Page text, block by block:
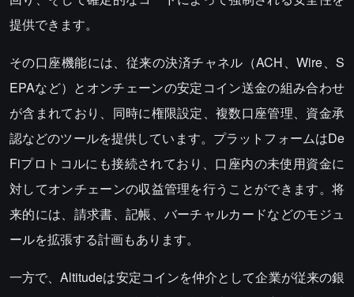
提供できます。
その口座機能には、従来の決済チャネル（ACH、Wire、S
EPAなど）とオンチェーンの安定コイン送金の組み合わせ
が含まれており、同時に権限設定、複数口座管理、資金承
認などのツールを提供しています。プラットフォームはDe
Fiプロトコルにも接続されており、口座内の未使用資金に
対してオンチェーンの収益管理を行うことができます。将
来的には、請求書、記帳、バーチャルカードなどのモジュ
ールを拡張する計画もあります。
一方で、Altitudeは安定コインを仲介として企業が従来の銀